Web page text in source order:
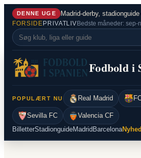
Spring
indhold
DENNE UGE Madrid-derby,
FORSIDE PRIVATLIV Bedste måneder: sep-
Fodbold i
POPULÆRT NU Real Madrid
Sevilla FC
Valencia CF
BilletterStadionguideMadrid Barcelona